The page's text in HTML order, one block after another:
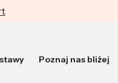
Poznaj nas bliżej